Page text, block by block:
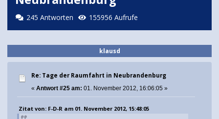
245 Antworten 155956 Aufrufe
klausd
Re: Tage der Raumfahrt in Neubrandenburg
« Antwort #25 am: 01. November 2012, 16:06:05 »
Zitat von: F-D-R am 01. November 2012, 15:48:05